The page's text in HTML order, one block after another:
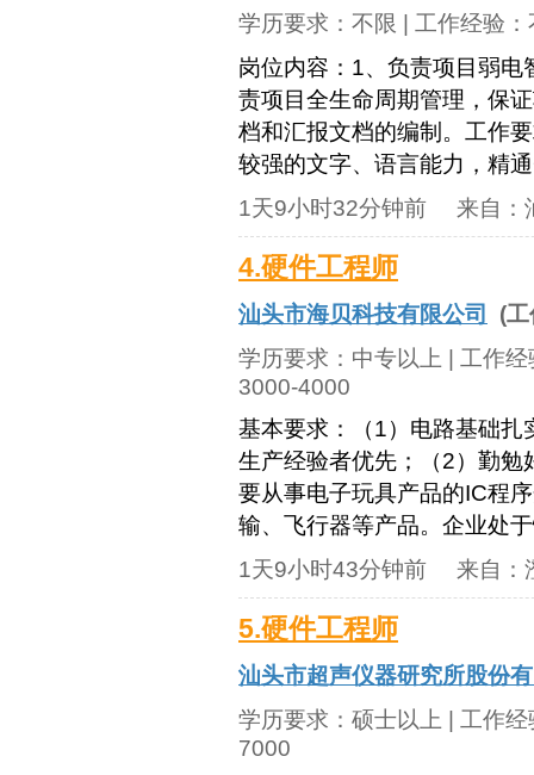
学历要求： 不限 | 工作经验：
岗位内容：1、负责项目弱
责项目全生命周期管理，保
档和汇报文档的编制。工作
较强的文字、语言能力，精
1天9小时32分钟前 来自：
4.硬件工程师
汕头市海贝科技有限公司
(
学历要求： 中专以上 | 工作
3000-4000
基本要求：（1）电路基础扎
生产经验者优先；（2）勤勉
要从事电子玩具产品的IC程
输、飞行器等产品。企业处
1天9小时43分钟前 来自：
5.硬件工程师
汕头市超声仪器研究所股份
学历要求： 硕士以上 | 工作
7000